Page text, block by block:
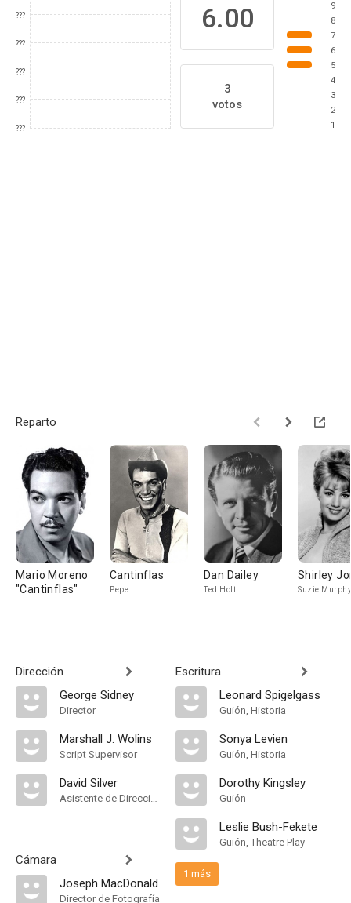
???
???
???
???
???
6.00
3
votos
9
8
7
6
5
4
3
2
1
Reparto
Mario Moreno
"Cantinflas"
Cantinflas
Pepe
Dan Dailey
Ted Holt
Shirley
Suzie Murphy
Dirección
George Sidney
Director
Marshall J. Wolins
Script Supervisor
David Silver
Asistente de Dirección
Cámara
Joseph MacDonald
Director de Fotografía
Escritura
Leonard Spigelgass
Guión, Historia
Sonya Levien
Guión, Historia
Dorothy Kingsley
Guión
Leslie Bush-Fekete
Guión, Theatre Play
1 más